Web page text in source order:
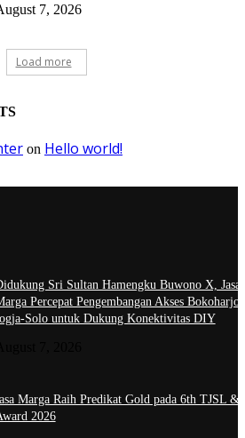
7, 2026
Load more
on Hello world!
Sri Sultan Hamengku Buwono X, Jasa
Percepat Pengembangan Akses Bokoharjo
Solo untuk Dukung Konektivitas DIY
Marga Raih Predikat Gold pada 6th TJSL &
2026